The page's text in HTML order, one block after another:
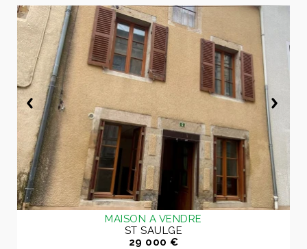
MAISON A VENDRE
ST SAULGE
29 000 €